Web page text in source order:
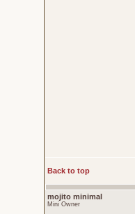
Back to top
mojito minimal
Mini Owner